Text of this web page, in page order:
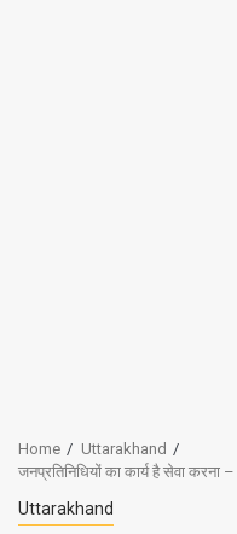
Home
Uttarakhand
जनप्रतिनिधियों का कार्य है सेवा करना
Uttarakhand